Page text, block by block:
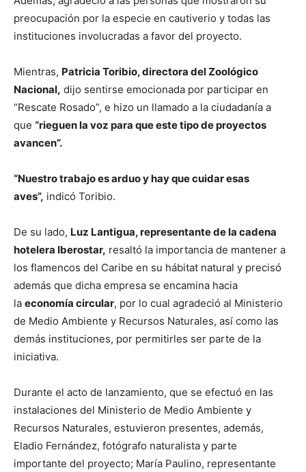
preocupación por la especie en cautiverio y todas las
instituciones involucradas a favor del proyecto.
Mientras, Patricia Toribio, directora del Zoológico
Nacional, dijo sentirse emocionada por participar en
“Rescate Rosado”, e hizo un llamado a la ciudadanía a
que “rieguen la voz para que este tipo de proyectos
avancen”.
“Nuestro trabajo es arduo y hay que cuidar esas
aves”, indicó Toribio.
De su lado, Luz Lantigua, representante de la cadena
hotelera Iberostar, resaltó la importancia de mantener a
los flamencos del Caribe en su hábitat natural y precisó
además que dicha empresa se encamina hacia
la economía circular, por lo cual agradeció al Ministerio
de Medio Ambiente y Recursos Naturales, así como las
demás instituciones, por permitirles ser parte de la
iniciativa.
Durante el acto de lanzamiento, que se efectuó en las
instalaciones del Ministerio de Medio Ambiente y
Recursos Naturales, estuvieron presentes, además,
Eladio Fernández, fotógrafo naturalista y parte
importante del proyecto; María Paulino, representante